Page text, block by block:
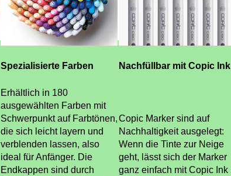
Spezialisierte Farben Nachfüllbar mit Copic Ink
Erhältlich in 180
ausgewählten Farben mit
Schwerpunkt auf Farbtönen,
die sich leicht layern und
verblenden lassen, also
ideal für Anfänger. Die
Endkappen sind durch
Copic Marker sind auf
Nachhaltigkeit ausgelegt:
Wenn die Tinte zur Neige
geht, lässt sich der Marker
ganz einfach mit Copic Ink